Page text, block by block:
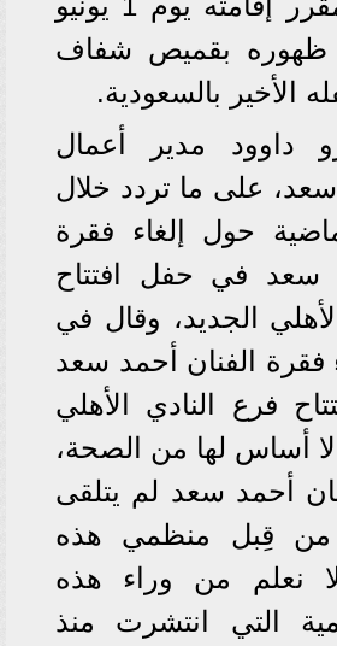
ظهوره بقميص شفاف
الأخير بالسعودية.
داوود مدير أعمال
سعد، على ما تردد خلال
حول إلغاء فقرة
سعد في حفل افتتاح
الجديد، وقال في
فقرة الفنان أحمد سعد
فرع النادي الأهلي
أساس لها من الصحة،
أحمد سعد لم يتلقى
قِبل منظمي هذه
ولا نعلم من وراء هذه
التي انتشرت منذ